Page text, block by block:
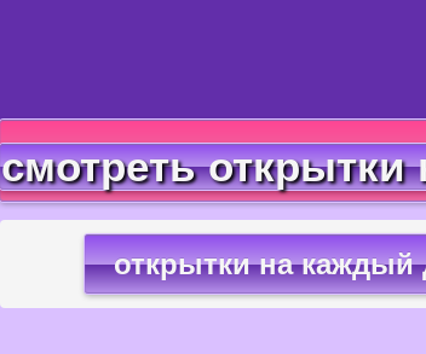
смотреть
открытки на каждый